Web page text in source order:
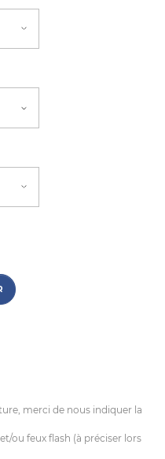
merci de nous indiquer la
ou feux flash (à préciser lors